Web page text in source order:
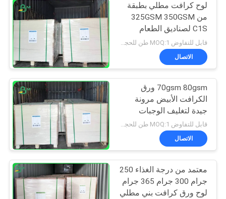
لوح كرافت مطلي بطبقة
من 325GSM 350GSM
C1S لصناديق الطعام
الجاف
الاتصال
70gsm 80gsm ورق
الكرافت الأبيض مرونة
جيدة لتغليف الوجبات
الخفيفة
قابل للتفاوض MOQ:1 طن للحجم العادي و 10 طن للحجم الخاص
الاتصال
معتمد من درجة الغذاء 250
جرام 300 جرام 365 جرام
لوح ورق كرافت بني مطلي